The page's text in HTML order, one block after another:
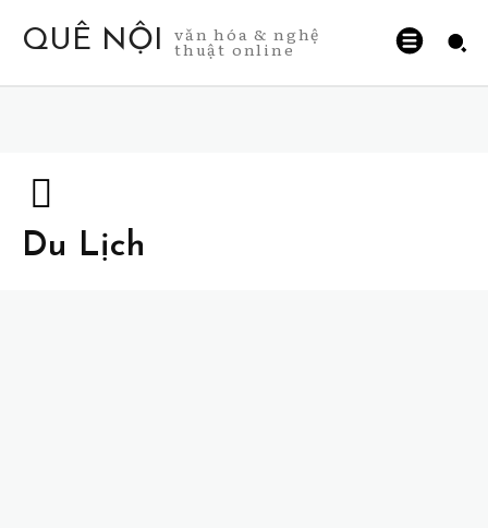
QUÊ NỘI văn hóa & nghệ
thuật online
Du Lịch